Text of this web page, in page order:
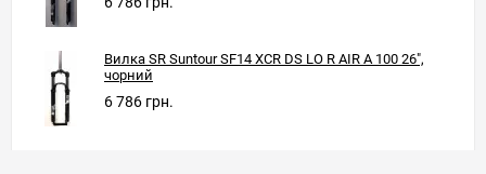
Вилка SR Suntour SF14 XCR DS LO R AIR A 100 26",
чорний
6 786 грн.